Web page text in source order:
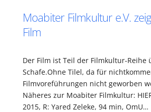
Moabiter Filmkultur e.V.
Film
Der Film ist Teil der Filmkultur-Reihe
Schafe.Ohne Tilel, da für
Filmvoreführungen nicht geworben
Näheres zur Moabiter Filmkultur:
2015, R: Yared Zeleke, 94 min, OmU…